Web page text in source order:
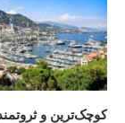
کوچک‌ترین و